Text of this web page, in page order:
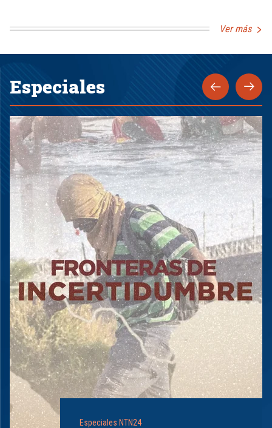
Ver más
Especiales
Especiales NTN24